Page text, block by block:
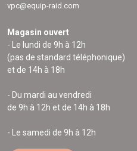
vpc@equip-raid.com
Magasin ouvert
- Le lundi de 9h à 12h
(pas de standard téléphonique)
et de 14h à 18h
- Du mardi au vendredi
de 9h à 12h et de 14h à 18h
- Le samedi de 9h à 12h